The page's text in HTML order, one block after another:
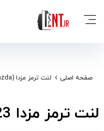
صفحه اصلی لنت ترمز مزدا (Mazda)
لنت ترمز مزدا 323